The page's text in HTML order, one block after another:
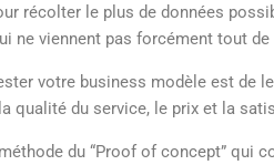
récolter le plus de données
ne viennent pas forcément tout de
votre business modèle est de
qualité du service, le prix et la
du “Proof of concept” qui